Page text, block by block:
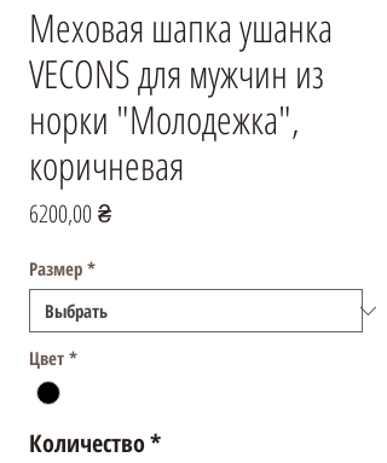
Меховая шапка ушанка
VECONS для мужчин из
норки "Молодежка",
коричневая
6200,00 ₴Цена
Размер *
Цвет *
Количество*